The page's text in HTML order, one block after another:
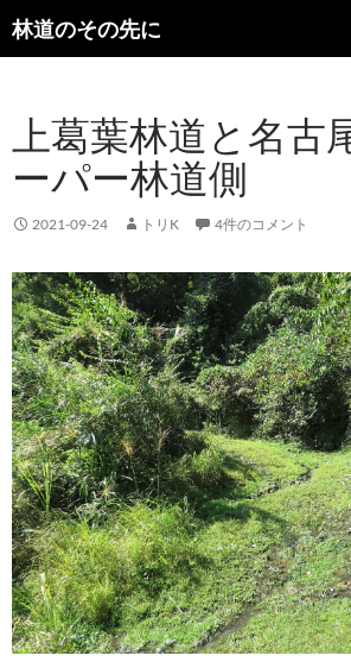
林道のその先に
検
索
ツ
へ
キ
プ
上葛葉林道と名古
ーパー林道側
2021-09-24 トリK 4件のコメント